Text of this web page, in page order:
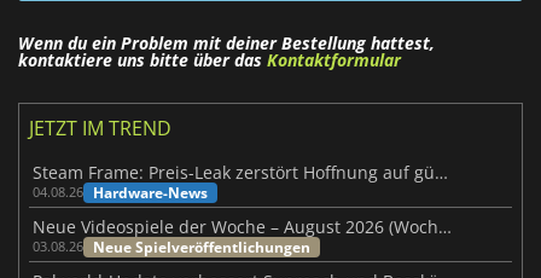
Wenn du ein Problem mit deiner Bestellung hattest,
kontaktiere uns bitte über das Kontaktformular
JETZT IM TREND
Steam Frame: Preis-Leak zerstört Hoffnung auf günstiges VR-Headset
04.08.26 Hardware-News
Neue Videospiele der Woche – August 2026 (Woche 32)
03.08.26 Neue Spielveröffentlichungen